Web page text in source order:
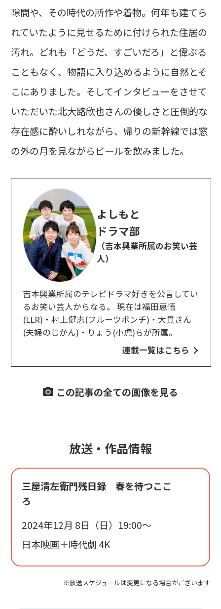
隙間や、その時代の所作や着物。何年も建てら
れていたように見せるために付けられた住居の
汚れ。どれも「どうだ、すごいだろ」と偉ぶる
こともなく、物語に入り込めるように自然とそ
こにありました。そしてインタビューをさせて
いただいた北大路欣也さんの優しさと圧倒的な
存在感に酔いしれながら、帰りの新幹線では窓
の外の月を見ながらビールを飲みました。
よしもと
ドラマ部
（吉本興業所属のお笑い芸
人）
吉本興業所属のテレビドラマ好きを公言してい
るお笑い芸人からなる。 現在は福田恵悟
(LLR)・村上健志(フルーツポンチ)・大貫さん
(夫婦のじかん)・りょう(小虎)らが所属。
連載一覧はこちら
この記事の全ての画像を見る
放送・作品情報
三屋清左衛門残日録 春を待つここ
ろ
2024年12月 8日（日）19:00〜
日本映画＋時代劇 4K
※放送スケジュールは変更になる場合がございます